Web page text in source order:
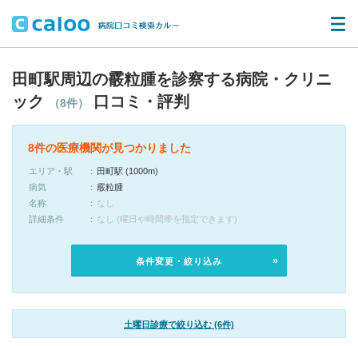
田町駅周辺の霰粒腫を診察する病院・クリニ
ック
（8件） 口コミ・評判
8件の医療機関が見つかりました
エリア・駅
田町駅 (1000m)
病気
霰粒腫
名称
なし
詳細条件
なし (曜日や時間帯を指定できます)
条件変更・絞り込み
土曜日診療で絞り込む (6件)